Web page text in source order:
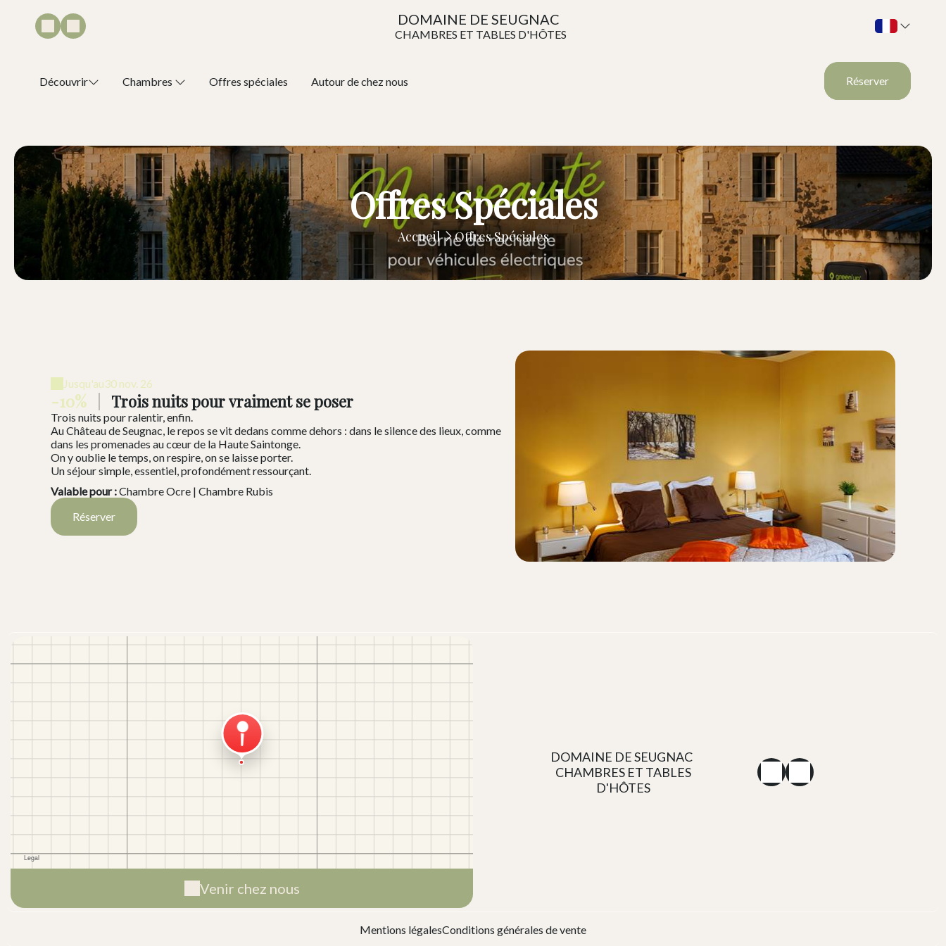
DOMAINE DE SEUGNAC
CHAMBRES ET TABLES D'HÔTES
Découvrir Chambres Offres spéciales Autour de chez nous Réserver
Offres Spéciales
Accueil Offres Spéciales
Jusqu'au30 nov. 26
-10% Trois nuits pour vraiment se poser
Trois nuits pour ralentir, enfin.
Au Château de Seugnac, le repos se vit dedans comme dehors : dans le silence des lieux, comme
dans les promenades au cœur de la Haute Saintonge.
On y oublie le temps, on respire, on se laisse porter.
Un séjour simple, essentiel, profondément ressourçant.
Valablepour:Chambre Ocre | Chambre Rubis
Réserver
Venir chez nous
DOMAINE DE SEUGNAC
CHAMBRES ET TABLES
D'HÔTES
Mentions légalesConditions générales de vente